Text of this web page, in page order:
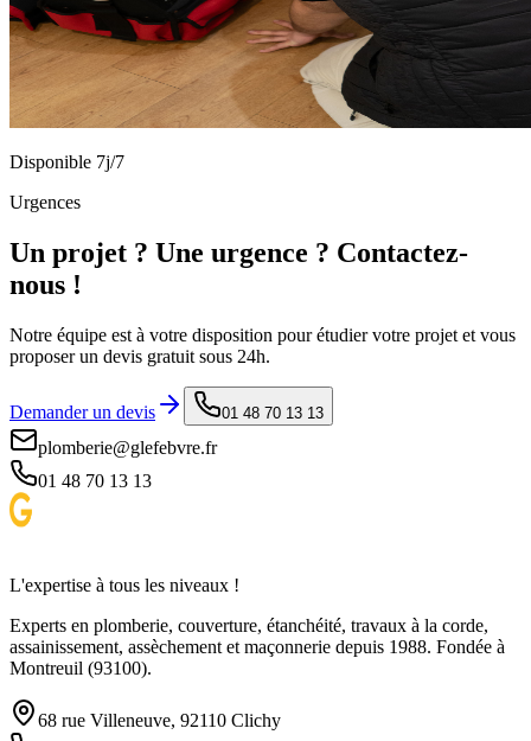
Disponible 7j/7
Urgences
Un projet ? Une urgence ? Contactez-
nous !
Notre équipe est à votre disposition pour étudier votre projet et vous
proposer un devis gratuit sous 24h.
Demander un devis 01 48 70 13 13
plomberie@glefebvre.fr
01 48 70 13 13
L'expertise à tous les niveaux !
Experts en plomberie, couverture, étanchéité, travaux à la corde,
assainissement, assèchement et maçonnerie depuis 1988. Fondée à
Montreuil (93100).
68 rue Villeneuve, 92110 Clichy